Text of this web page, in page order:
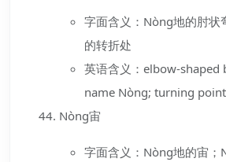
字面含义：Nòng地的肘状
的转折处
英语含义：elbow-shaped
name Nòng; turning
Nòng宙
字面含义：Nòng地的宙；